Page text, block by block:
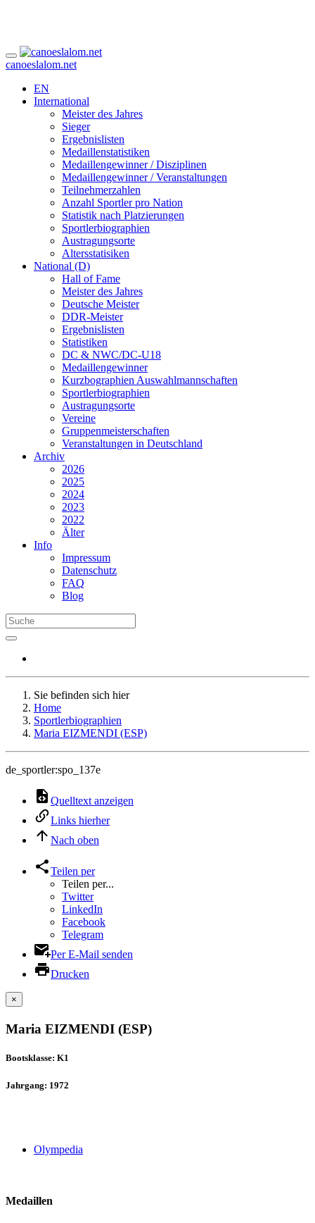
canoeslalom.net
EN
International
Meister des Jahres
Sieger
Ergebnislisten
Medaillenstatistiken
Medaillengewinner / Disziplinen
Medaillengewinner / Veranstaltungen
Teilnehmerzahlen
Anzahl Sportler pro Nation
Statistik nach Platzierungen
Sportlerbiographien
Austragungsorte
Altersstatisiken
National (D)
Hall of Fame
Meister des Jahres
Deutsche Meister
DDR-Meister
Ergebnislisten
Statistiken
DC & NWC/DC-U18
Medaillengewinner
Kurzbographien Auswahlmannschaften
Sportlerbiographien
Austragungsorte
Vereine
Gruppenmeisterschaften
Veranstaltungen in Deutschland
Archiv
2026
2025
2024
2023
2022
Älter
Info
Impressum
Datenschutz
FAQ
Blog
Sie befinden sich hier
Home
Sportlerbiographien
Maria EIZMENDI (ESP)
de_sportler:spo_137e
Quelltext anzeigen
Links hierher
Nach oben
Teilen per
Teilen per...
Twitter
LinkedIn
Facebook
Telegram
Per E-Mail senden
Drucken
×
Maria EIZMENDI (ESP)
Bootsklasse: K1
Jahrgang: 1972
Olympedia
Medaillen